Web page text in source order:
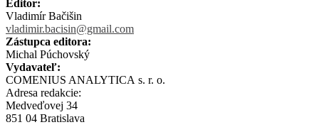
Editor:
Vladimír Bačišin
vladimir.bacisin@gmail.com
Zástupca editora:
Michal Púchovský
Vydavateľ:
COMENIUS ANALYTICA s. r. o.
Adresa redakcie:
Medveďovej 34
851 04 Bratislava